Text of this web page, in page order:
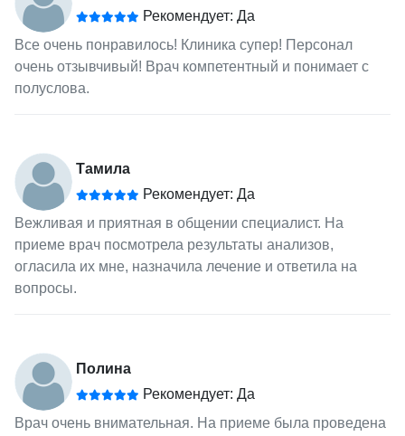
Рекомендует: Да
Все очень понравилось! Клиника супер! Персонал
очень отзывчивый! Врач компетентный и понимает с
полуслова.
Тамила
Рекомендует: Да
Вежливая и приятная в общении специалист. На
приеме врач посмотрела результаты анализов,
огласила их мне, назначила лечение и ответила на
вопросы.
Полина
Рекомендует: Да
Врач очень внимательная. На приеме была проведена